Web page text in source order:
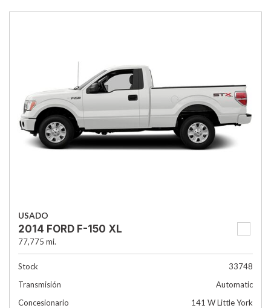
USADO
2014 FORD F-150 XL
77,775 mi.
Stock
33748
Transmisión
Automatic
Concesionario
141 W Little York